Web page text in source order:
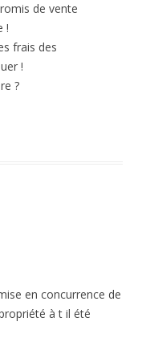
de vente
!
frais des
!
?
en concurrence de
à t il été